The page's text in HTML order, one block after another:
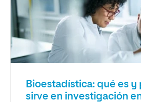
Bioestadística: qué es y
sirve en investigación